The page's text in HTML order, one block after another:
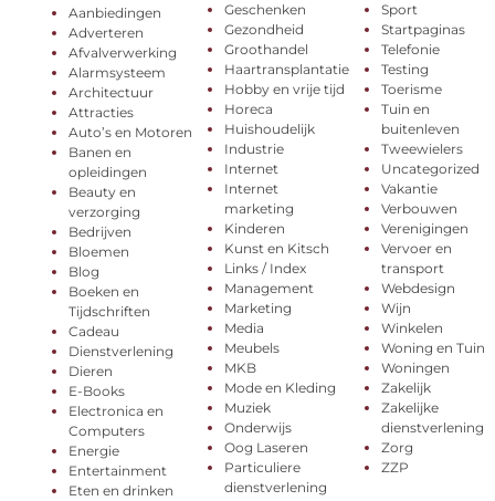
Aanbiedingen
Adverteren
Afvalverwerking
Alarmsysteem
Architectuur
Attracties
Auto’s en Motoren
Banen en
opleidingen
Beauty en
verzorging
Bedrijven
Bloemen
Blog
Boeken en
Tijdschriften
Cadeau
Dienstverlening
Dieren
E-Books
Electronica en
Computers
Energie
Entertainment
Eten en drinken
Geschenken
Gezondheid
Groothandel
Haartransplantatie
Hobby en vrije tijd
Horeca
Huishoudelijk
Industrie
Internet
Internet
marketing
Kinderen
Kunst en Kitsch
Links / Index
Management
Marketing
Media
Meubels
MKB
Mode en Kleding
Muziek
Onderwijs
Oog Laseren
Particuliere
dienstverlening
Sport
Startpaginas
Telefonie
Testing
Toerisme
Tuin en
buitenleven
Tweewielers
Uncategorized
Vakantie
Verbouwen
Verenigingen
Vervoer en
transport
Webdesign
Wijn
Winkelen
Woning en Tuin
Woningen
Zakelijk
Zakelijke
dienstverlening
Zorg
ZZP